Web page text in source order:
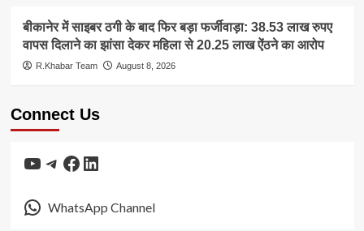
बीकानेर में साइबर ठगी के बाद फिर बड़ा फर्जीवाड़ा: 38.53 लाख रुपए
वापस दिलाने का झांसा देकर महिला से 20.25 लाख ऐंठने का आरोप
R.Khabar Team August 8, 2026
Connect Us
YouTube
Telegram
Facebook
LinkedIn
WhatsApp Channel